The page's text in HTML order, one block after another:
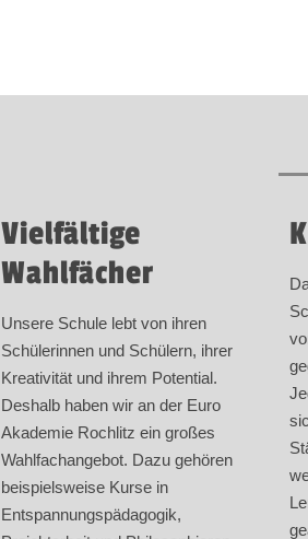
Vielfältige
Wahlfächer
Unsere Schule lebt von ihren
Schülerinnen und Schülern, ihrer
Kreativität und ihrem Potential.
Deshalb haben wir an der Euro
Akademie Rochlitz ein großes
Wahlfachangebot. Dazu gehören
beispielsweise Kurse in
Entspannungspädagogik,